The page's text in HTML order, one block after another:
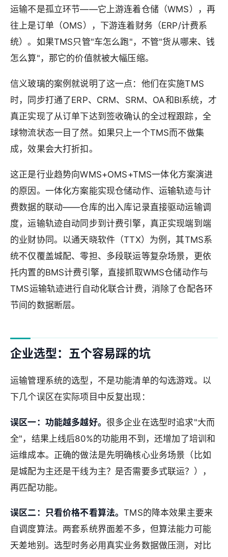
运输不是孤立环节——它上游连着仓储（WMS），再
往上是订单（OMS），下游连着财务（ERP/计费系
统）。如果TMS只管"车怎么跑"，不管"货从哪来、钱
怎么算"，那它的价值就被大幅压缩。
信义玻璃的案例就说明了这一点：他们在实施TMS
时，同步打通了ERP、CRM、SRM、OA和BI系统，才
真正实现了从订单下达到签收确认的全过程跟踪，全
球物流状态一目了然。如果只上一个TMS而不做集
成，效果会大打折扣。
这正是行业趋势向WMS+OMS+TMS一体化方案演进
的原因。一体化方案能实现仓储动作、运输轨迹与计
费数据的联动——仓库的出入库记录直接驱动运输调
度，运输轨迹自动同步到计费引擎，真正实现端到端
的业财协同。以通天晓软件（TTX）为例，其TMS系
统不仅覆盖城配、零担、多段联运等复杂场景，更依
托内置的BMS计费引擎，直接抓取WMS仓储动作与
TMS运输轨迹进行自动化联合计费，消除了仓配各环
节间的数据断层。
企业选型：五个容易踩的坑
运输管理系统的选型，不是功能清单的勾选游戏。以
下几个误区在实际项目中反复出现：
误区一：功能越多越好。 很多企业在选型时追求"大而
全"，结果上线后80%的功能用不到，还增加了培训和
运维成本。正确的做法是先明确核心业务场景（比如
是城配为主还是干线为主？是否需要多式联运？），
再匹配功能。
误区二：只看价格不看算法。TMS的降本效果主要来
自调度算法。两套系统界面差不多，但算法能力可能
天差地别。选型时务必用真实业务数据做压测，对比